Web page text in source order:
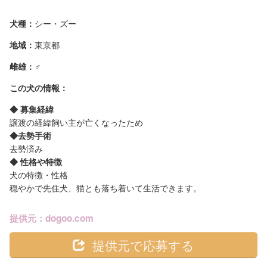
犬種： シー・ズー
地域：東京都
雌雄： ♂
この犬の情報：
◆ 募集経緯
譲渡の経緯飼い主が亡くなったため
◆去勢手術
去勢済み
◆ 性格や特徴
犬の特徴・性格
穏やかで先住犬、猫とも落ち着いて生活できます。
提供元：dogoo.com
提供元で応募する